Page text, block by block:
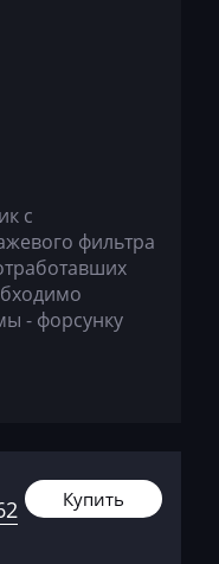
с
фильтра
- форсунку
Купить